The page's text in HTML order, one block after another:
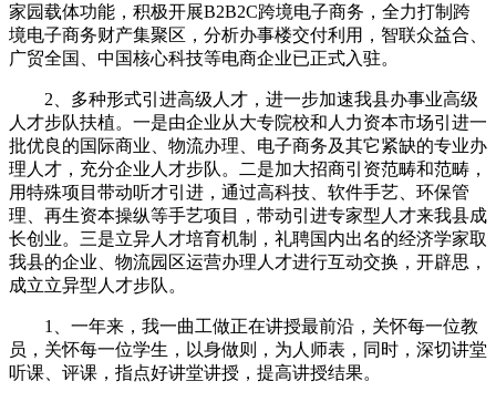
家园载体功能，积极开展B2B2C跨境电子商务，全力打制跨
境电子商务财产集聚区，分析办事楼交付利用，智联众益合、
广贸全国、中国核心科技等电商企业已正式入驻。
2、多种形式引进高级人才，进一步加速我县办事业高级
人才步队扶植。一是由企业从大专院校和人力资本市场引进一
批优良的国际商业、物流办理、电子商务及其它紧缺的专业办
理人才，充分企业人才步队。二是加大招商引资范畴和范畴，
用特殊项目带动听才引进，通过高科技、软件手艺、环保管
理、再生资本操纵等手艺项目，带动引进专家型人才来我县成
长创业。三是立异人才培育机制，礼聘国内出名的经济学家取
我县的企业、物流园区运营办理人才进行互动交换，开辟思，
成立立异型人才步队。
1、一年来，我一曲工做正在讲授最前沿，关怀每一位教
员，关怀每一位学生，以身做则，为人师表，同时，深切讲堂
听课、评课，指点好讲堂讲授，提高讲授结果。